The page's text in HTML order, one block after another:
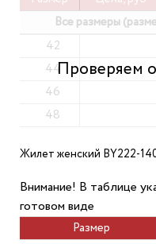
Все размеры
42
44
46
48
Жилет женский BY222-
Внимание! В таблице
готовом виде
Размер